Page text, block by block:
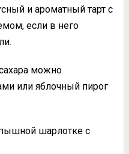
и ароматный тарт с
если в него
можно
или яблочный пирог
шарлотке с